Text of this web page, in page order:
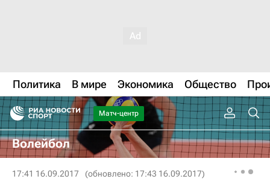
Политика В мире Экономика Общество
Матч-центр
Волейбол
17:41 16.09.2017 (обновлено: 17:43 16.09.2017)